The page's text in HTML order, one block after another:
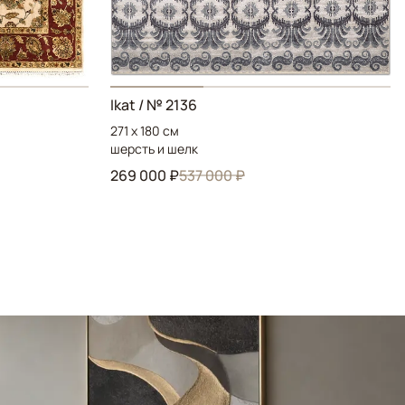
Ikat / № 2136
271 x 180 см
шерсть и шелк
269 000 ₽537 000 ₽